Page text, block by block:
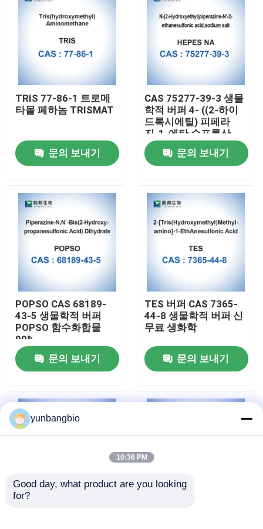
제품
우리에 대하여
공장 여행
품질 관리
연락주세요
뉴스
생물학적 버퍼
TRIS 77-86-1 트로메
타몰 페하놈 TRISMAT
문의 보내기
CAS 75277-39-3 생물
학적 버퍼 4- ((2-하이
드록시에틸) 피페라
진-1-에탄 수프론산
문의 보내기
POPSO CAS 68189-
43-5 생물학적 버퍼
POPSO 함수화합물
99%
문의 보내기
TES 버퍼 CAS 7365-
44-8 생물학적 버퍼 신
무료 생화학
문의 보내기
yunbangbio
10:36 PM
Good day, what product are you looking
for?